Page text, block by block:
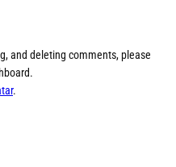
and deleting comments, please
.